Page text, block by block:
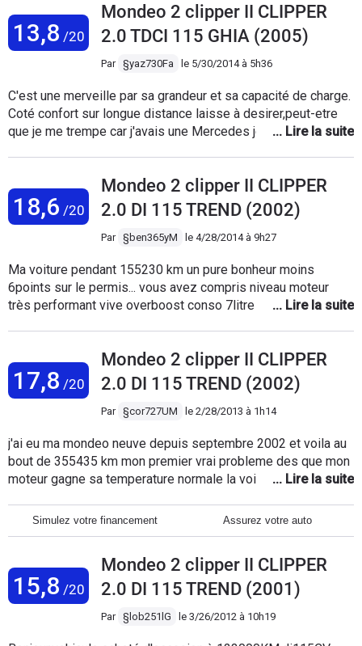
(concessionnaire arnaqueur) toutes bva et revendues à plus
de 300 000 acheté à 61 000 9months ago, ce break roule
sans souci... est très fonctionnel, vraiment pas fun mais
sympa, "pépère"; il me rappelle ma bonne Ford Sierra 2.0 30
nouveaux modèles Et finalement, je préfère la traction... la
Bmw n'avançait plus au moindre enneigement de la route.
13,8 /20
Mondeo 2 clipper II CLIPPER
2.0 TDCI 115 GHIA (2005)
Par §yaz730Fa le 5/30/2014 à 5h36
C'est une merveille par sa grandeur et sa capacité de charge.
Coté confort sur longue distance laisse à desirer,peut-etre
que je me trempe car j'avais une Mercedes je trouve que les
la Mercedes car la mondeo fait 7 cv 5.1 /100 contre
7.2/100km avec les memmes conditions de
conduites,parcours.
18,6 /20
Mondeo 2 clipper II CLIPPER
2.0 DI 115 TREND (2002)
Par §ben365yM le 4/28/2014 à 9h27
Ma voiture pendant 155230 km un pure bonheur moins
6points sur le permis... vous avez compris niveau moteur
très performant vive overboost conso 7litre mixte bruyant a
Sinon ras a part poignetde plafond arriere arracher et bruit au
niveau du coffre
17,8 /20
Mondeo 2 clipper II CLIPPER
2.0 DI 115 TREND (2002)
Par §cor727UM le 2/28/2013 à 1h14
j'ai eu ma mondeo neuve depuis septembre 2002 et voila au
bout de 355435 km mon premier vrai probleme des que mon
moteur gagne sa temperature normale la voiture se met a
blanche le garage ma changé la pompe a injection mais
toujours le meme probleme???? si quelqu'un peu me
Simulez votre financement Assurez votre auto
15,8 /20
Mondeo 2 clipper II CLIPPER
2.0 DI 115 TREND (2001)
Par §lob251lG le 3/26/2012 à 10h19